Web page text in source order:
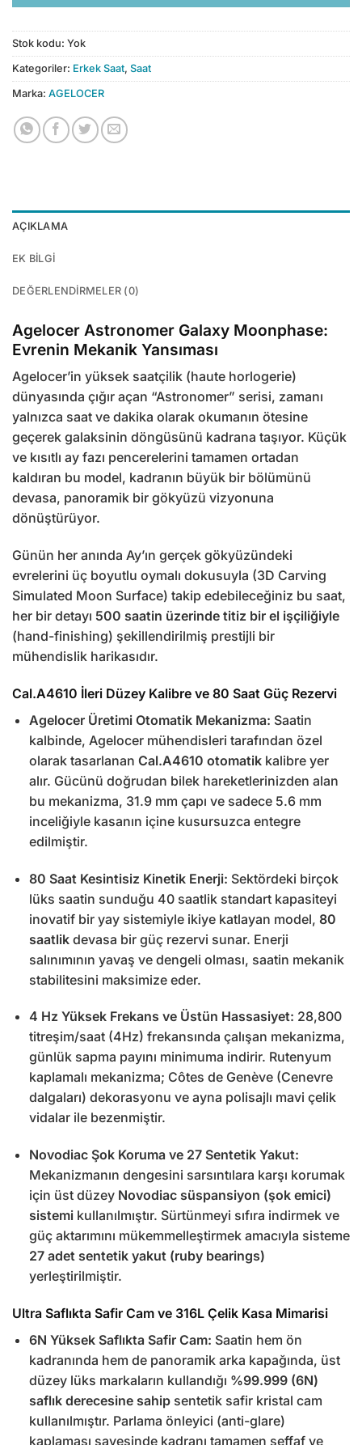
Stok kodu: Yok
Kategoriler: Erkek Saat, Saat
Marka: AGELOCER
AÇIKLAMA
EK BILGI
DEĞERLENDIRMELER (0)
Agelocer Astronomer Galaxy Moonphase:
Evrenin Mekanik Yansıması
Agelocer’in yüksek saatçilik (haute horlogerie)
dünyasında çığır açan “Astronomer” serisi, zamanı
yalnızca saat ve dakika olarak okumanın ötesine
geçerek galaksinin döngüsünü kadrana taşıyor. Küçük
ve kısıtlı ay fazı pencerelerini tamamen ortadan
kaldıran bu model, kadranın büyük bir bölümünü
devasa, panoramik bir gökyüzü vizyonuna
dönüştürüyor.
Günün her anında Ay’ın gerçek gökyüzündeki
evrelerini üç boyutlu oymalı dokusuyla (3D Carving
Simulated Moon Surface) takip edebileceğiniz bu saat,
her bir detayı 500 saatin üzerinde titiz bir el işçiliğiyle
(hand-finishing) şekillendirilmiş prestijli bir
mühendislik harikasıdır.
Cal.A4610 İleri Düzey Kalibre ve 80 Saat Güç Rezervi
Agelocer Üretimi Otomatik Mekanizma: Saatin
kalbinde, Agelocer mühendisleri tarafından özel
olarak tasarlanan Cal.A4610 otomatikkalibre yer
alır. Gücünü doğrudan bilek hareketlerinizden alan
bu mekanizma, 31.9 mm çapı ve sadece 5.6 mm
inceliğiyle kasanın içine kusursuzca entegre
edilmiştir.
80 Saat Kesintisiz Kinetik Enerji: Sektördeki birçok
lüks saatin sunduğu 40 saatlik standart kapasiteyi
inovatif bir yay sistemiyle ikiye katlayan model, 80
saatlikdevasa bir güç rezervi sunar. Enerji
salınımının yavaş ve dengeli olması, saatin mekanik
stabilitesini maksimize eder.
4 Hz Yüksek Frekans ve Üstün Hassasiyet: 28,800
titreşim/saat (4Hz) frekansında çalışan mekanizma,
günlük sapma payını minimuma indirir. Rutenyum
kaplamalı mekanizma; Côtes de Genève (Cenevre
dalgaları) dekorasyonu ve ayna polisajlı mavi çelik
vidalar ile bezenmiştir.
Novodiac Şok Koruma ve 27 Sentetik Yakut:
Mekanizmanın dengesini sarsıntılara karşı korumak
için üst düzey Novodiac süspansiyon (şok emici)
sistemikullanılmıştır. Sürtünmeyi sıfıra indirmek ve
güç aktarımını mükemmelleştirmek amacıyla sisteme
27 adet sentetik yakut (ruby bearings)
yerleştirilmiştir.
Ultra Saflıkta Safir Cam ve 316L Çelik Kasa Mimarisi
6N Yüksek Saflıkta Safir Cam: Saatin hem ön
kadranında hem de panoramik arka kapağında, üst
düzey lüks markaların kullandığı %99.999 (6N)
saflık derecesine sahipsentetik safir kristal cam
kullanılmıştır. Parlama önleyici (anti-glare)
kaplaması sayesinde kadranı tamamen şeffaf ve